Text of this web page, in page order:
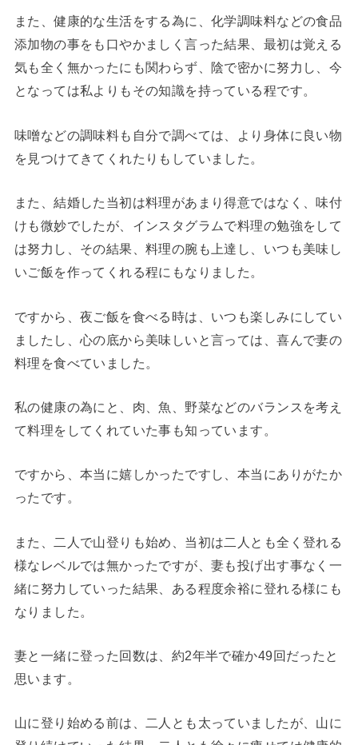
また、健康的な生活をする為に、化学調味料などの食品
添加物の事をも口やかましく言った結果、最初は覚える
気も全く無かったにも関わらず、陰で密かに努力し、今
となっては私よりもその知識を持っている程です。
味噌などの調味料も自分で調べては、より身体に良い物
を見つけてきてくれたりもしていました。
また、結婚した当初は料理があまり得意ではなく、味付
けも微妙でしたが、インスタグラムで料理の勉強をして
は努力し、その結果、料理の腕も上達し、いつも美味し
いご飯を作ってくれる程にもなりました。
ですから、夜ご飯を食べる時は、いつも楽しみにしてい
ましたし、心の底から美味しいと言っては、喜んで妻の
料理を食べていました。
私の健康の為にと、肉、魚、野菜などのバランスを考え
て料理をしてくれていた事も知っています。
ですから、本当に嬉しかったですし、本当にありがたか
ったです。
また、二人で山登りも始め、当初は二人とも全く登れる
様なレベルでは無かったですが、妻も投げ出す事なく一
緒に努力していった結果、ある程度余裕に登れる様にも
なりました。
妻と一緒に登った回数は、約2年半で確か49回だったと
思います。
山に登り始める前は、二人とも太っていましたが、山に